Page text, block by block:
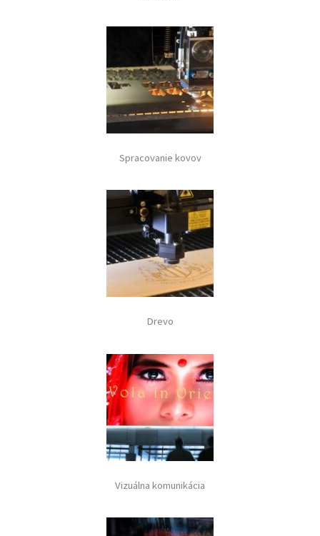
Spracovanie kovov
Drevo
Vizuálna komunikácia